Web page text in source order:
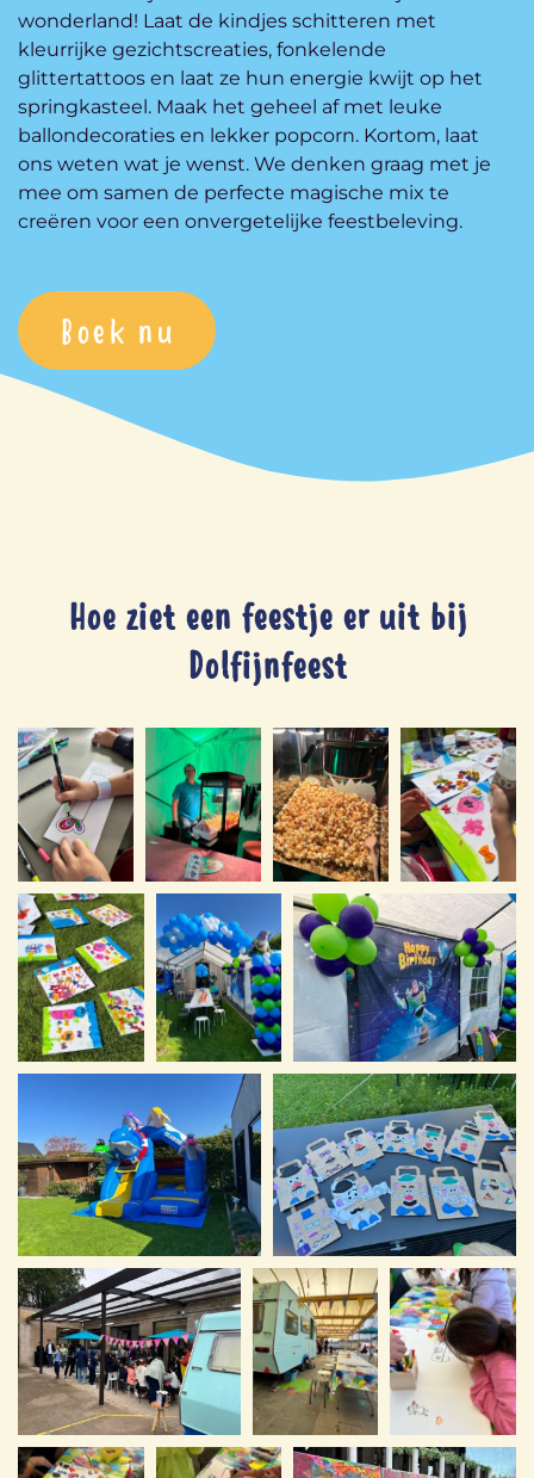
wonderland! Laat de kindjes schitteren met
kleurrijke gezichtscreaties, fonkelende
glittertattoos en laat ze hun energie kwijt op het
springkasteel. Maak het geheel af met leuke
ballondecoraties en lekker popcorn. Kortom, laat
ons weten wat je wenst. We denken graag met je
mee om samen de perfecte magische mix te
creëren voor een onvergetelijke feestbeleving.
Boek nu
Hoe ziet een feestje er uit bij
Dolfijnfeest